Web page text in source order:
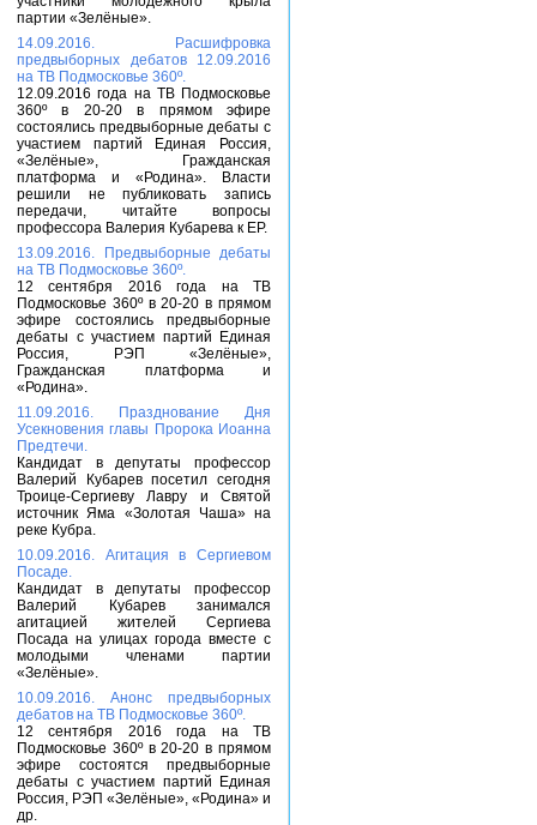
партии «Зелёные».
14.09.2016. Расшифровка
предвыборных дебатов 12.09.2016
на ТВ Подмосковье 360º.
12.09.2016 года на ТВ Подмосковье
360º в 20-20 в прямом эфире
состоялись предвыборные дебаты с
участием партий Единая Россия,
«Зелёные», Гражданская
платформа и «Родина». Власти
решили не публиковать запись
передачи, читайте вопросы
профессора Валерия Кубарева к ЕР.
13.09.2016. Предвыборные дебаты
на ТВ Подмосковье 360º.
12 сентября 2016 года на ТВ
Подмосковье 360º в 20-20 в прямом
эфире состоялись предвыборные
дебаты с участием партий Единая
Россия, РЭП «Зелёные»,
Гражданская платформа и
«Родина».
11.09.2016. Празднование Дня
Усекновения главы Пророка Иоанна
Предтечи.
Кандидат в депутаты профессор
Валерий Кубарев посетил сегодня
Троице-Сергиеву Лавру и Святой
источник Яма «Золотая Чаша» на
реке Кубра.
10.09.2016. Агитация в Сергиевом
Посаде.
Кандидат в депутаты профессор
Валерий Кубарев занимался
агитацией жителей Сергиева
Посада на улицах города вместе с
молодыми членами партии
«Зелёные».
10.09.2016. Анонс предвыборных
дебатов на ТВ Подмосковье 360º.
12 сентября 2016 года на ТВ
Подмосковье 360º в 20-20 в прямом
эфире состоятся предвыборные
дебаты с участием партий Единая
Россия, РЭП «Зелёные», «Родина» и
др.